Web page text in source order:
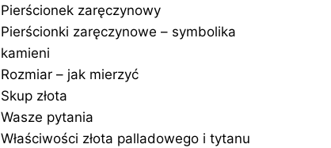
Pierścionek zaręczynowy
Pierścionki zaręczynowe – symbolika
kamieni
Rozmiar – jak mierzyć
Skup złota
Wasze pytania
Właściwości złota palladowego i tytanu